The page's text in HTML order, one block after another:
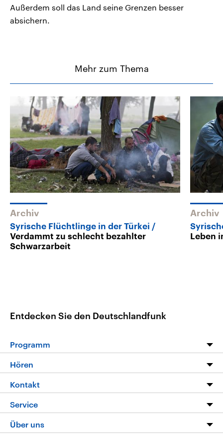
Außerdem soll das Land seine Grenzen besser
absichern.
Mehr zum Thema
Archiv
Syrische Flüchtlinge in der Türkei
Verdammt zu schlecht bezahlter
Schwarzarbeit
Archiv
Leben
Entdecken Sie den Deutschlandfunk
Programm
Programm
Die Nachrichten
Nachrichtenleicht
Neue Beiträge auf dlf.de
Hören
Livestream
Podcasts
Deutschlandfunk App
Kontakt
Hörerservice
Service
FAQ
Über uns